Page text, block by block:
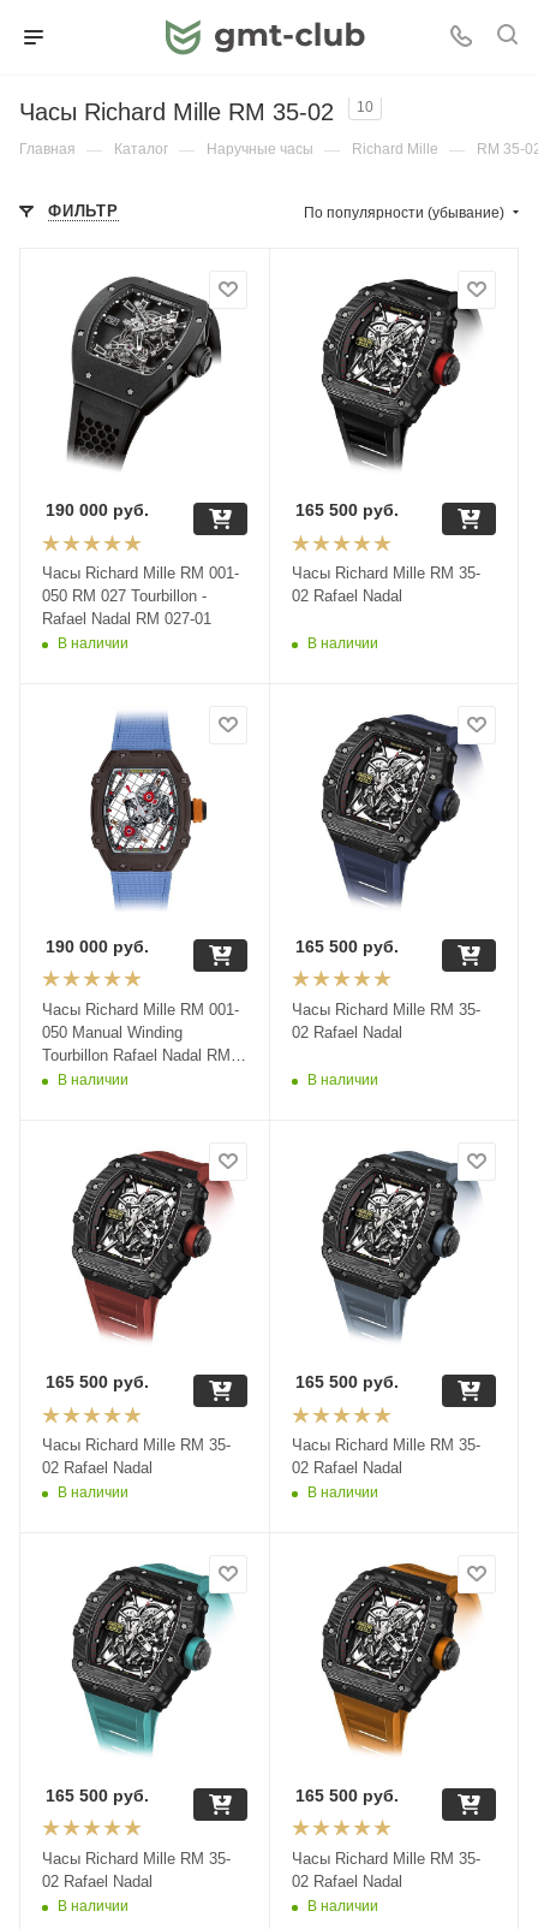
Часы Richard Mille RM 35-02 10
Главная — Каталог — Наручные часы — Richard Mille — RM 35-
ФИЛЬТР По популярности (убывание)
Часы Richard Mille RM 001-
050 RM 027 Tourbillon -
Rafael Nadal RM 027-01
В наличии
190 000 руб.
Часы Richard Mille RM 35-
02 Rafael Nadal
В наличии
165 500руб.
Часы Richard Mille RM 001-
050 Manual Winding
Tourbillon Rafael Nadal RM
27-04В наличии
190 000 руб.
Часы Richard Mille RM 35-
02 Rafael Nadal
В наличии
165 500руб.
Часы Richard Mille RM 35-
02 Rafael Nadal
В наличии
165 500 руб.
Часы Richard Mille RM 35-
02 Rafael Nadal
В наличии
165 500руб.
Часы Richard Mille RM 35-
02 Rafael Nadal
В наличии
165 500 руб.
Часы Richard Mille RM 35-
02 Rafael Nadal
В наличии
165 500руб.